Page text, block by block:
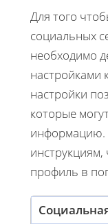
Для того
социальных
необходимо
настройками
настройки
которые
информацию.
профиль в